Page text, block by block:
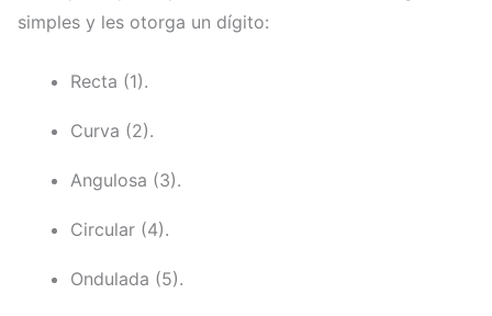
simples y les otorga un dígito:
Recta (1).
Curva (2).
Angulosa (3).
Circular (4).
Ondulada (5).